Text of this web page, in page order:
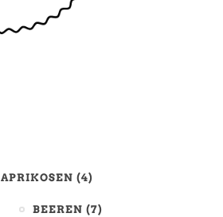
APRIKOSEN (4)
BEEREN (7)